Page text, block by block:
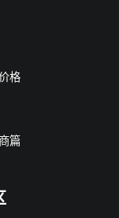
格
篇